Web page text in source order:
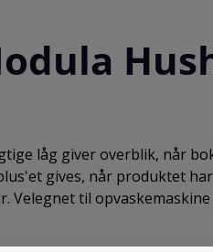
låg giver overblik, når
gives, når produktet
til